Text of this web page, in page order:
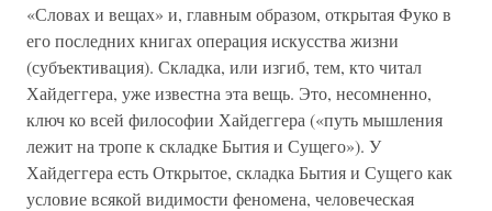
«Словах и вещах» и, главным образом, открытая Фуко в
его последних книгах операция искусства жизни
(субъективация). Складка, или изгиб, тем, кто читал
Хайдеггера, уже известна эта вещь. Это, несомненно,
ключ ко всей философии Хайдеггера («путь мышления
лежит на тропе к складке Бытия и Сущего»). У
Хайдеггера есть Открытое, складка Бытия и Сущего как
условие всякой видимости феномена, человеческая